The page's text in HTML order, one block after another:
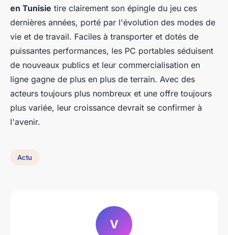
en Tunisie tire clairement son épingle du jeu ces
dernières années, porté par l'évolution des modes de
vie et de travail. Faciles à transporter et dotés de
puissantes performances, les PC portables séduisent
de nouveaux publics et leur commercialisation en
ligne gagne de plus en plus de terrain. Avec des
acteurs toujours plus nombreux et une offre toujours
plus variée, leur croissance devrait se confirmer à
l'avenir.
Actu
V